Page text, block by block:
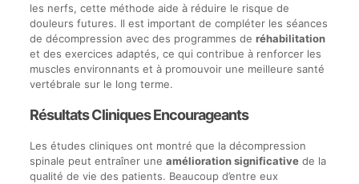
les nerfs, cette méthode aide à réduire le risque de
douleurs futures. Il est important de compléter les séances
de décompression avec des programmes de réhabilitation
et des exercices adaptés, ce qui contribue à renforcer les
muscles environnants et à promouvoir une meilleure santé
vertébrale sur le long terme.
Résultats Cliniques Encourageants
Les études cliniques ont montré que la décompression
spinale peut entraîner une amélioration significativede la
qualité de vie des patients. Beaucoup d’entre eux